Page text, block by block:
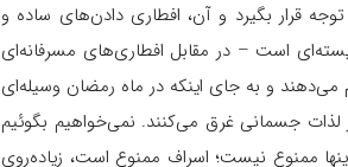
بگیرد و آن، افطاری دادن‌های ساده و
است – در مقابل افطاری‌های مسرفانه‌ای
و به جای اینکه در ماه رمضان وسیله‌ای
لذات جسمانی غرق می‌کنند. نمی‌خواهیم بگوئیم
ممنوع نیست؛ اسراف ممنوع است، زیاده‌روی